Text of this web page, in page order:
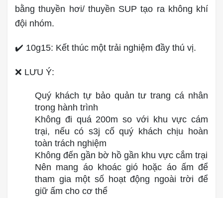
bằng thuyền hơi/ thuyền SUP tạo ra không khí
đội nhóm.
✔️ 10g15: Kết thúc một trải nghiệm đầy thú vị.
❌ LƯU Ý:
Quý khách tự bảo quản tư trang cá nhân
trong hành trình
Không đi quá 200m so với khu vực cám
trại, nếu có s3j cố quý khách chịu hoàn
toàn trách nghiệm
Không đến gần bờ hồ gần khu vực cắm trại
Nên mang áo khoác gió hoặc áo ấm để
tham gia một số hoạt động ngoài trời để
giữ ấm cho cơ thể